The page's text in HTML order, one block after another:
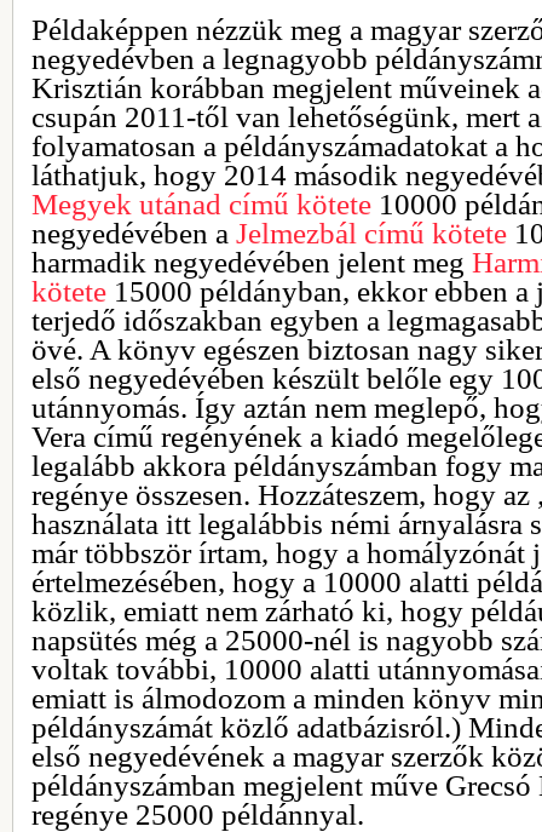
Példaképpen nézzük meg a magyar
negyedévben a legnagyobb
Krisztián korábban megjelent műveinek
csupán 2011-től van lehetőségünk, mert
folyamatosan a példányszámadatokat a
láthatjuk, hogy 2014 második
Megyek utánad című kötete 10000
negyedévében a Jelmezbál című kötete
harmadik negyedévében jelent meg
kötete 15000 példányban, ekkor ebben
terjedő időszakban egyben a
övé. A könyv egészen biztosan nagy
első negyedévében készült belőle egy
utánnyomás. Így aztán nem meglepő,
Vera című regényének a kiadó
legalább akkora példányszámban fogy
regénye összesen. Hozzáteszem, hogy az
használata itt legalábbis némi árnyalásra
már többször írtam, hogy a homályzónát
értelmezésében, hogy a 10000 alatti
közlik, emiatt nem zárható ki, hogy
napsütés még a 25000-nél is nagyobb
voltak további, 10000 alatti
emiatt is álmodozom a minden könyv
példányszámát közlő adatbázisról.)
első negyedévének a magyar szerzők
példányszámban megjelent műve
regénye 25000 példánnyal.